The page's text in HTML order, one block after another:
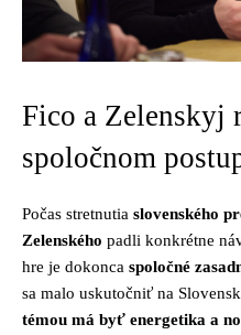
Fico a Zelenskyj
spoločnom
Počas stretnutia slovenského
Zelenského padli konkrétne
hre je dokonca spoločné
sa malo uskutočniť na
témou má byť energetika a